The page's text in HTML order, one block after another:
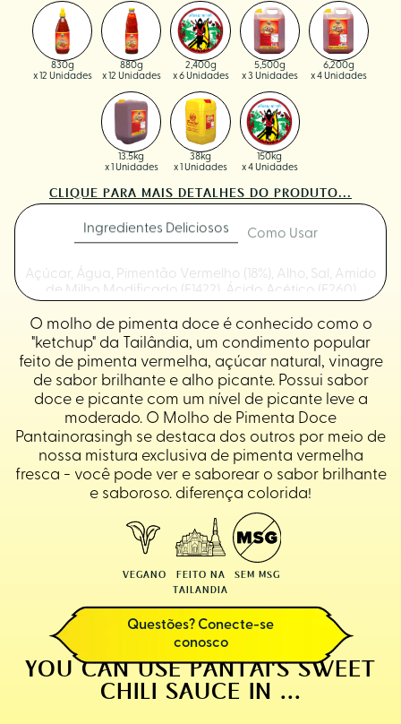
O molho de pimenta doce é conhecido como o
"ketchup" da Tailândia, um condimento popular
feito de pimenta vermelha, açúcar natural, vinagre
de sabor brilhante e alho picante. Possui sabor
doce e picante com um nível de picante leve a
moderado. O Molho de Pimenta Doce
Pantainorasingh se destaca dos outros por meio de
nossa mistura exclusiva de pimenta vermelha
fresca - você pode ver e saborear o sabor brilhante
e saboroso. diferença colorida!
VEGANO
FEITO NA
TAILANDIA
SEM MSG
Questões? Conecte-se
conosco
830g
x 12 Unidades
880g
x 12 Unidades
2,400g
x 6 Unidades
5,500g
x 3 Unidades
6,200g
x 4 Unidades
13.5kg
x 1 Unidades
38kg
x 1 Unidades
150kg
x 4 Unidades
CLIQUE PARA MAIS DETALHES DO PRODUTO...
Ingredientes Deliciosos Como Usar
de Milho Modificado (E1422), Ácido Acético (E260)
YOU CAN USE PANTAI'S SWEET
CHILI SAUCE IN ...